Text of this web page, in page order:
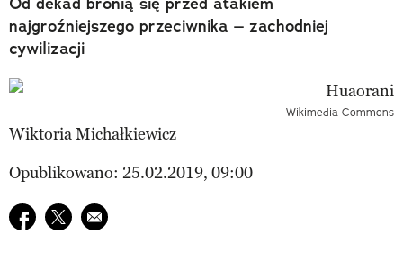
najgroźniejszego przeciwnika – zachodniej
cywilizacji
Wikimedia Commons
Wiktoria Michałkiewicz
Opublikowano: 25.02.2019, 09:00
Udostępnij na facebook
Udostępnij na twitter
E-mail do przyjaciela